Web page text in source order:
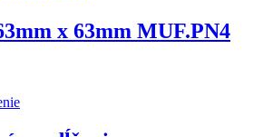
x 63mm MUF.PN4